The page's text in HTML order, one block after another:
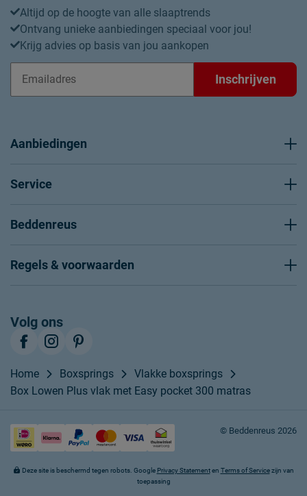
Altijd op de hoogte van alle slaaptrends
Ontvang unieke aanbiedingen speciaal voor jou!
Krijg advies op basis van jou aankopen
Inschrijven
Aanbiedingen
Service
Beddenreus
Regels & voorwaarden
Volg ons
Home Boxsprings
Vlakke boxsprings
Box Lowen Plus vlak met Easy pocket 300 matras
© Beddenreus 2026
Deze site is beschermd tegen robots. Google Privacy Statementen Terms of Servicezijn van
toepassing